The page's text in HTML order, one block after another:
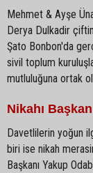
Mehmet & Ayşe
Derya Dulkadir
Şato Bonbon'da
sivil toplum
mutluluğuna ortak
Nikahı
Davetlilerin yoğun
biri ise nikah
Başkanı Yakup